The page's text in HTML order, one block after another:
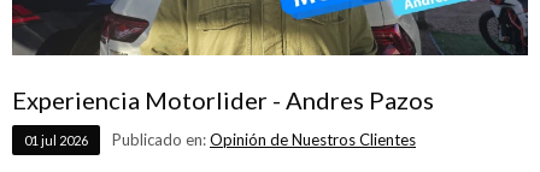
Experiencia Motorlider - Andres Pazos
01 jul 2026 Publicado en:Opinión de Nuestros Clientes